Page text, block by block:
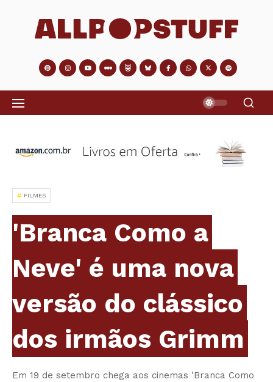
FILMES
'Branca Como a
Neve' é uma nova
versão do clássico
dos irmãos Grimm
Em 19 de setembro chega aos cinemas 'Branca Como